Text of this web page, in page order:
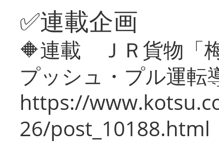
✅連載企画
🔶連載 ＪＲ貨物「
プッシュ・プル運転
https://
26/post_10188.html